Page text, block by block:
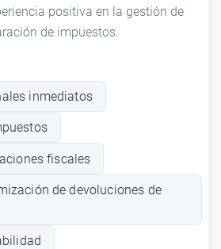
positiva en la gestión de
de impuestos.
inmediatos
fiscales
de devoluciones de